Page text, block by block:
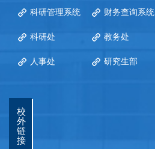
科研管理系统 财务查询系统
科研处 教务处
人事处 研究生部
校
外
链
接